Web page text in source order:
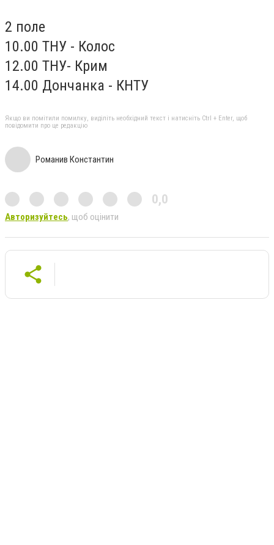
2 поле
10.00 ТНУ - Колос
12.00 ТНУ- Крим
14.00 Дончанка - КНТУ
Якщо ви помітили помилку, виділіть необхідний текст і натисніть Ctrl + Enter, щоб
повідомити про це редакцію
Романив Константин
0,0
Авторизуйтесь, щоб оцінити